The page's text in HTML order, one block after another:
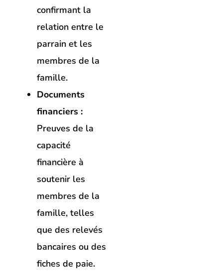
confirmant la
relation entre le
parrain et les
membres de la
famille.
Documents
financiers :
Preuves de la
capacité
financière à
soutenir les
membres de la
famille, telles
que des relevés
bancaires ou des
fiches de paie.